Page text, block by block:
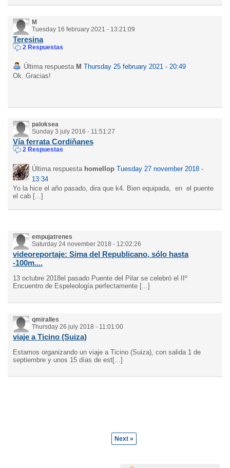
M
Tuesday 16 february 2021 - 13:21:09
Teresina
2 Respuestas
Última respuesta M Thursday 25 february 2021 - 20:49
Ok. Gracias!
paloksea
Sunday 3 july 2016 - 11:51:27
Vía ferrata Cordiňanes
2 Respuestas
Última respuesta homellop Tuesday 27 november 2018 -
13:34
Yo la hice el año pasado, dira que k4. Bien equipada, en el puente
el cab [...]
empujatrenes
Saturday 24 november 2018 - 12:02:26
videoreportaje: Sima del Republicano, sólo hasta
-100m....
13 octubre 2018el pasado Puente del Pilar se celebró el IIº
Encuentro de Espeleología perfectamente [...]
qmiralles
Thursday 26 july 2018 - 11:01:00
viaje a Ticino (Suiza)
Estamos organizando un viaje a Ticino (Suiza), con salida 1 de
septiembre y unos 15 días de est[...]
Next »